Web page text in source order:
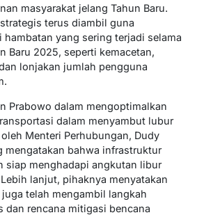
masyarakat jelang Tahun Baru.
terus diambil guna
hambatan yang sering terjadi selama
Baru 2025, seperti kemacetan,
lonjakan jumlah pengguna
Prabowo dalam mengoptimalkan
dalam menyambut lubur
Menteri Perhubungan, Dudy
mengatakan bahwa infrastruktur
siap menghadapi angkutan libur
lanjut, pihaknya menyatakan
telah mengambil langkah
dan rencana mitigasi bencana